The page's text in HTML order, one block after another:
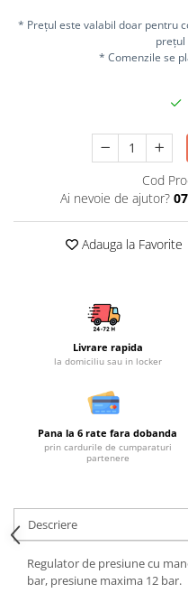
Masini de umplut carnati
Razatoare branzeturi
Accesorii articole de
Gradina & Terasa
Mobilier gradina
Gratare si accesorii
Piscine
Echipamente curatenie
Freze de zapada
Masini de maturat
Accesorii echipamente
Unelte de gradinarit
Dispozitive de imprastiat si
Lopeti pentru zapada
Roabe si carucioare
Sere si solarii
Plase si folii pentru gradinarit
* Prețul este valabil doar pentru
prețul
* Comenzile se
Cod
Ai nevoie de ajutor?
Adauga la Favorite
Livrare rapida
la domiciliu sau in locker
Pana la 6 rate fara dobanda
prin cardurile de cumparaturi
partenere
Descriere
Regulator de presiune cu
bar, presiune maxima 12 bar.